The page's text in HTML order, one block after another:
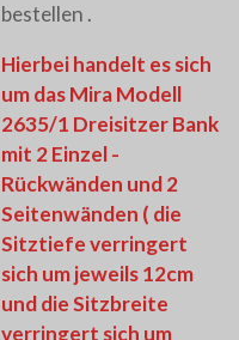
bestellen .
Hierbei handelt es sich
um das Mira Modell
2635/1 Dreisitzer Bank
mit 2 Einzel -
Rückwänden und 2
Seitenwänden ( die
Sitztiefe verringert
sich um jeweils 12cm
und die Sitzbreite
verringert sich um